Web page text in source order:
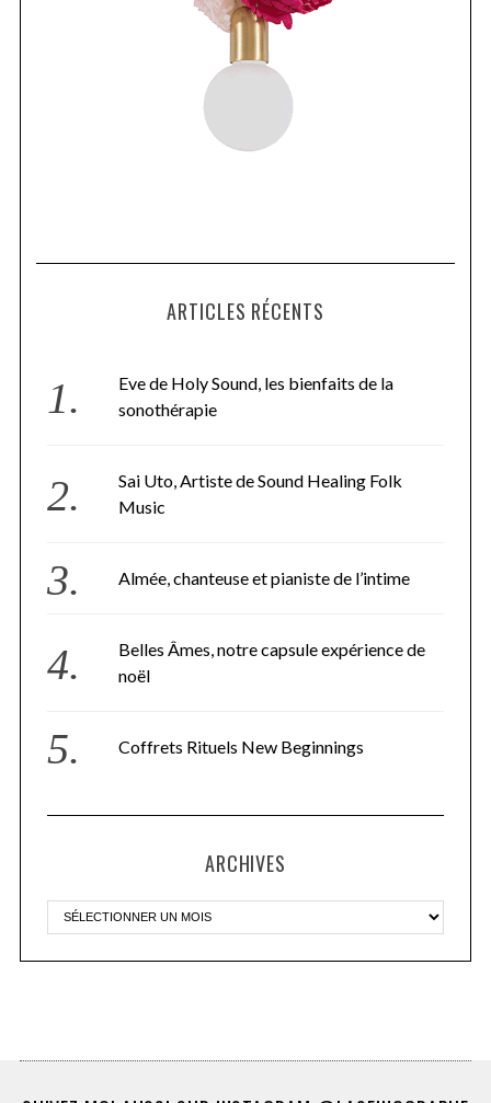
ARTICLES RÉCENTS
Eve de Holy Sound, les bienfaits de la
sonothérapie
Sai Uto, Artiste de Sound Healing Folk
Music
Almée, chanteuse et pianiste de l’intime
Belles Âmes, notre capsule expérience de
noël
Coffrets Rituels New Beginnings
ARCHIVES